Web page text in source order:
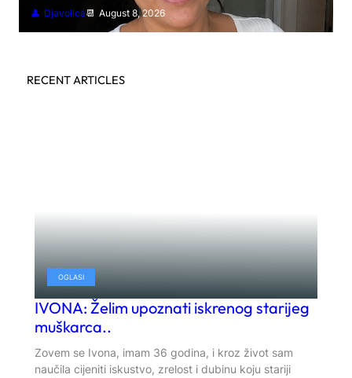
Djavolica August 8, 2026
RECENT ARTICLES
OGLASI
IVONA: Želim upoznati iskrenog starijeg
muškarca..
Zovem se Ivona, imam 36 godina, i kroz život sam
naučila cijeniti iskustvo, zrelost i dubinu koju stariji